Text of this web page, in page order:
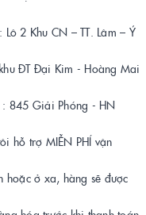
2 Khu CN – TT. Lâm – Ý
ĐT Đại Kim - Hoàng Mai
845 Giải Phóng - HN
hỗ trợ MIỄN PHÍ vận
ở xa, hàng sẽ được